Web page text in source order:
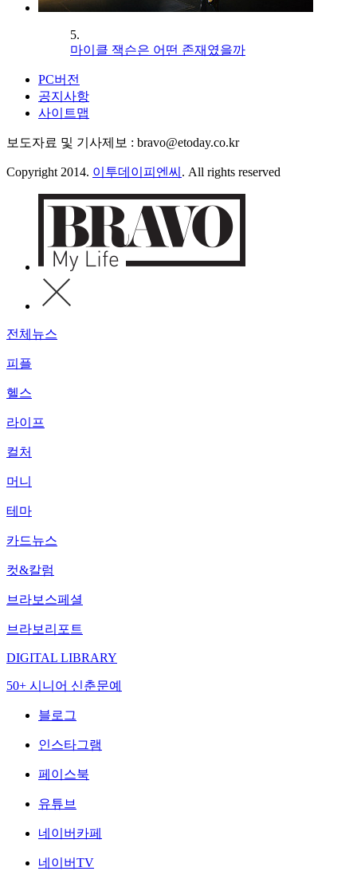
5.
마이클 잭슨은 어떤 존재였을까
PC버전
공지사항
사이트맵
보도자료 및 기사제보 : bravo@etoday.co.kr
Copyright 2014. 이투데이피엔씨 . All rights reserved
전체뉴스
피플
헬스
라이프
컬처
머니
테마
카드뉴스
컷&칼럼
브라보스페셜
브라보리포트
DIGITAL LIBRARY
50+ 시니어 신춘문예
블로그
인스타그램
페이스북
유튜브
네이버카페
네이버TV